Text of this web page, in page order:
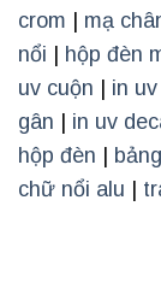
crom | mạ
nổi | hộp đèn
uv cuộn | in
gân | in uv
hộp đèn |
chữ nổi alu |